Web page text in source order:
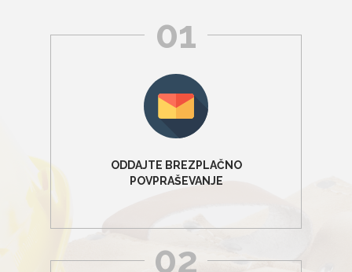
01
ODDAJTE BREZPLAČNO
POVPRAŠEVANJE
02